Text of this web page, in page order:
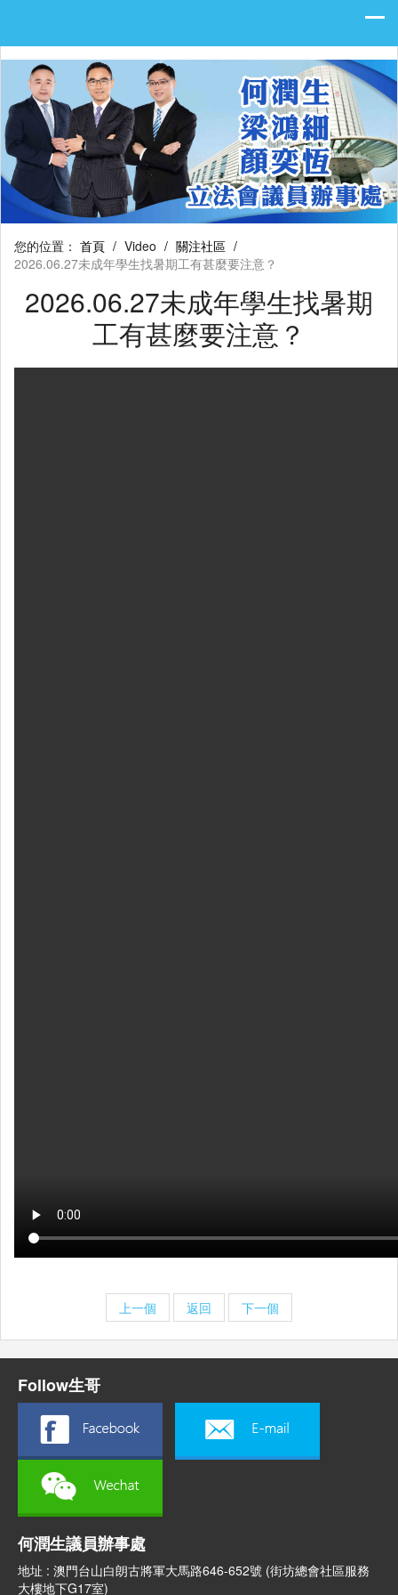
您的位置： 首頁 / Video / 關注社區 /
2026.06.27未成年學生找暑期工有甚麼要注意？
2026.06.27未成年學生找暑期
工有甚麼要注意？
上一個 返回 下一個
Follow生哥
何潤生議員辦事處
地址 : 澳門台山白朗古將軍大馬路646-652號 (街坊總會社區服務
大樓地下G17室)